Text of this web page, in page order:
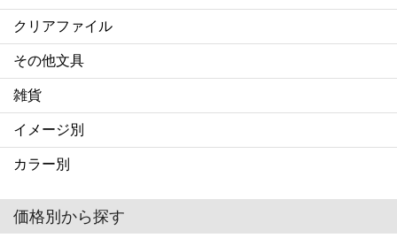
クリアファイル
その他文具
雑貨
イメージ別
カラー別
価格別から探す